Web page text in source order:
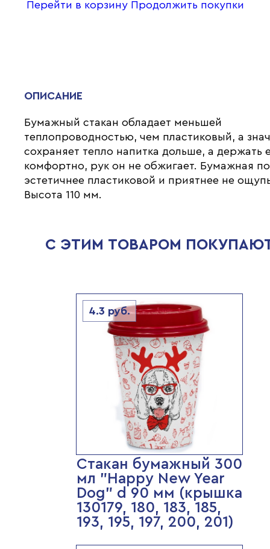
Перейти в корзину Продолжить покупки
ОПИСАНИЕ
Бумажный стакан обладает меньшей
теплопроводностью, чем пластиковый, а
сохраняет тепло напитка дольше, а держать
комфортно, рук он не обжигает. Бумажная
эстетичнее пластиковой и приятнее не
Высота 110 мм.
С ЭТИМ ТОВАРОМ
4.3 руб.
Стакан бумажный 300
мл "Happy New Year
Dog" d 90 мм (крышка
130179, 180, 183, 185,
193, 195, 197, 200, 201)